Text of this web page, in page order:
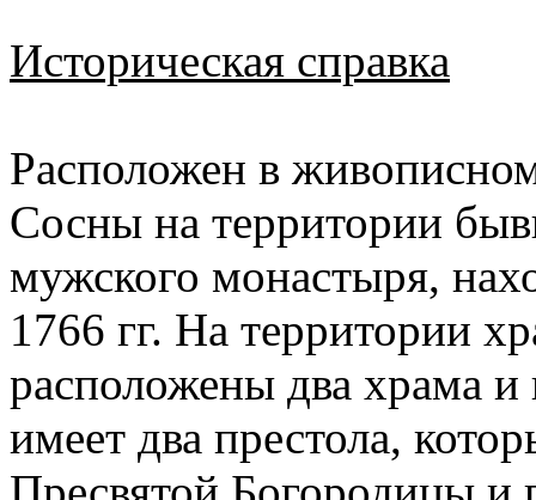
Историческая справка
Расположен в
Сосны на территории
мужского монастыря,
1766 гг. На территории
расположены два храма
имеет два престола,